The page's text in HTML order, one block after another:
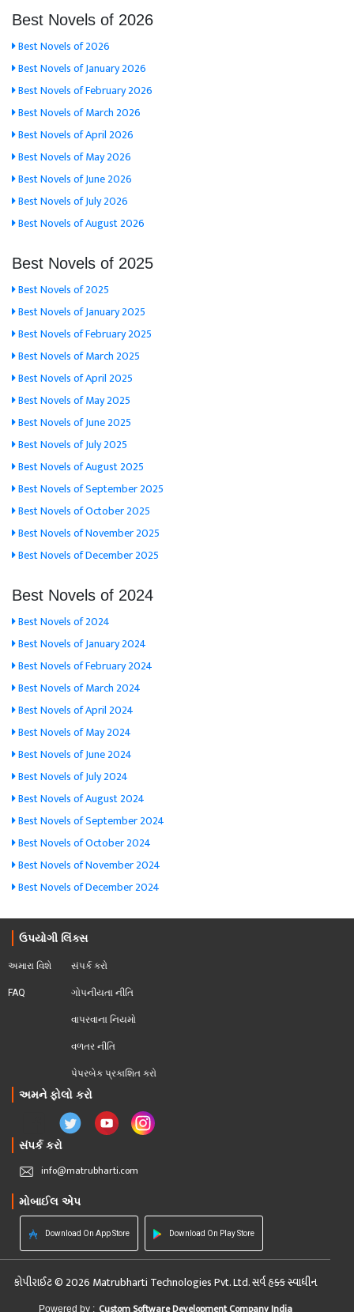
Best Novels of 2026
Best Novels of 2026
Best Novels of January 2026
Best Novels of February 2026
Best Novels of March 2026
Best Novels of April 2026
Best Novels of May 2026
Best Novels of June 2026
Best Novels of July 2026
Best Novels of August 2026
Best Novels of 2025
Best Novels of 2025
Best Novels of January 2025
Best Novels of February 2025
Best Novels of March 2025
Best Novels of April 2025
Best Novels of May 2025
Best Novels of June 2025
Best Novels of July 2025
Best Novels of August 2025
Best Novels of September 2025
Best Novels of October 2025
Best Novels of November 2025
Best Novels of December 2025
Best Novels of 2024
Best Novels of 2024
Best Novels of January 2024
Best Novels of February 2024
Best Novels of March 2024
Best Novels of April 2024
Best Novels of May 2024
Best Novels of June 2024
Best Novels of July 2024
Best Novels of August 2024
Best Novels of September 2024
Best Novels of October 2024
Best Novels of November 2024
Best Novels of December 2024
ઉપયોગી લિંક્સ
અમારા વિશે
FAQ
સંપર્ક કરો
ગોપનીયતા નીતિ
વાપરવાના નિયમો
વળતર નીતિ
પેપરબેક પ્રકાશિત કરો
અમને ફોલો કરો
સંપર્ક કરો
info@matrubharti.com
મોબાઈલ એપ
Download On App Store Download On Play Store
કોપીરાઈટ © 2026 Matrubharti Technologies Pvt. Ltd. સર્વ હક્ક સ્વાધીન
Powered by : Custom Software Development Company India